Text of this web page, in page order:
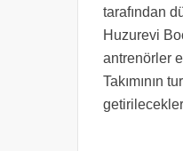
tarafından
Huzurevi
antrenörler
Takımının